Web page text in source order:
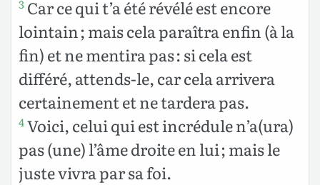
3 Car ce qui t’a été révélé est encore
lointain ; mais cela paraîtra enfin (à la
fin) et ne mentira pas : si cela est
différé, attends-le, car cela arrivera
certainement et ne tardera pas.
4Voici, celui qui est incrédule n’a(ura)
pas (une) l’âme droite en lui ; mais le
juste vivra par sa foi.